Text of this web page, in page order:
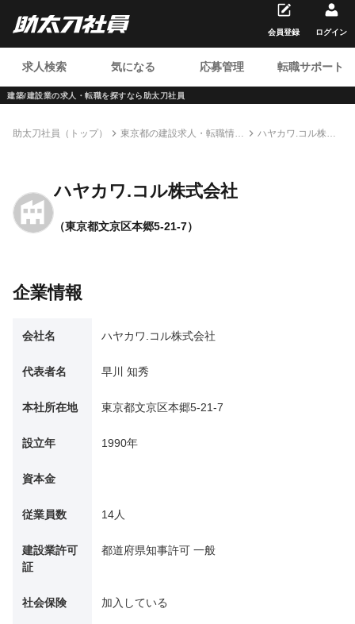
建築/建設業の求人・転職を探すなら助太刀社員
求人検索 気になる 応募管理 転職サポート
会員登録 ログイン
助太刀社員（トップ）
東京都の建設求人・転職情報
ハヤカワ.コル株式
ハヤカワ.コル株式会社
（東京都文京区本郷5-21-7）
企業情報
会社名 ハヤカワ.コル株式会社
代表者名 早川 知秀
本社所在地 東京都文京区本郷5-21-7
設立年 1990年
資本金
従業員数 14人
建設業許可
証
都道府県知事許可 一般
社会保険 加入している